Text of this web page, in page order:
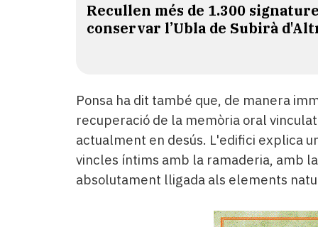
Recullen més de 1.300
conservar l’Ubla de Subirà
Ponsa ha dit també que, de manera
recuperació de la memòria oral
actualment en desús. L'edifici explica
vincles íntims amb la ramaderia, amb
absolutament lligada als elements